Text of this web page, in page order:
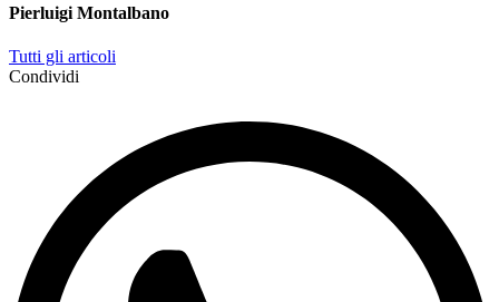
Pierluigi Montalbano
Tutti gli articoli
Condividi